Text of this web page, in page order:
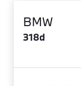
BMW
318d